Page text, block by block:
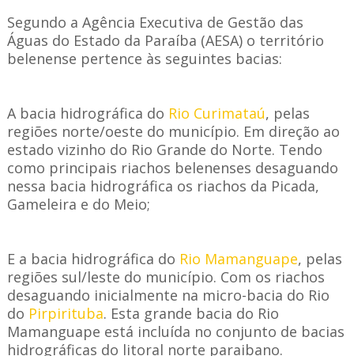
Segundo a Agência Executiva de Gestão das
Águas do Estado da Paraíba (AESA) o território
belenense pertence às seguintes bacias:
A bacia hidrográfica do Rio Curimataú, pelas
regiões norte/oeste do município. Em direção ao
estado vizinho do Rio Grande do Norte. Tendo
como principais riachos belenenses desaguando
nessa bacia hidrográfica os riachos da Picada,
Gameleira e do Meio;
E a bacia hidrográfica do Rio Mamanguape, pelas
regiões sul/leste do município. Com os riachos
desaguando inicialmente na micro-bacia do Rio
do Pirpirituba. Esta grande bacia do Rio
Mamanguape está incluída no conjunto de bacias
hidrográficas do litoral norte paraibano.